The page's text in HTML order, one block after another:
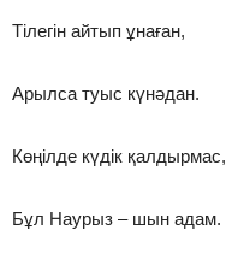
Тілегін айтып ұнаған,
Арылса туыс күнәдан.
Көңілде күдік қалдырмас,
Бұл Наурыз – шын адам.